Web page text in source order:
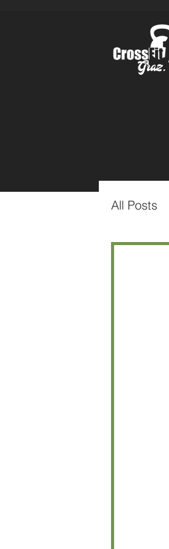
All Posts